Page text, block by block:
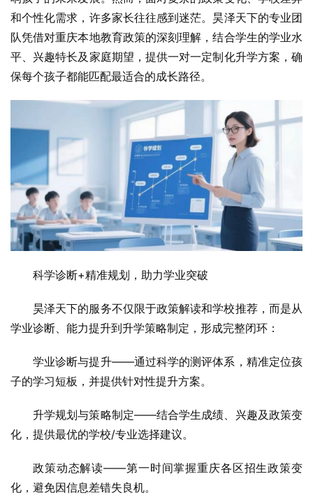
和个性化需求，许多家长往往感到迷茫。昊泽天下的专业团
队凭借对重庆本地教育政策的深刻理解，结合学生的学业水
平、兴趣特长及家庭期望，提供一对一定制化升学方案，确
保每个孩子都能匹配最适合的成长路径。
科学诊断+精准规划，助力学业突破
昊泽天下的服务不仅限于政策解读和学校推荐，而是从
学业诊断、能力提升到升学策略制定，形成完整闭环：
学业诊断与提升——通过科学的测评体系，精准定位孩
子的学习短板，并提供针对性提升方案。
升学规划与策略制定——结合学生成绩、兴趣及政策变
化，提供最优的学校/专业选择建议。
政策动态解读——第一时间掌握重庆各区招生政策变
化，避免因信息差错失良机。